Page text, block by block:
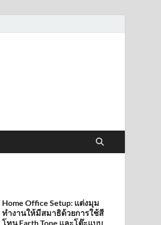
Home Office Setup: แต่งมุม
ทำงานให้มีสมาธิด้วยการใช้สี
โทน Earth Tone และโต๊ะแบบ